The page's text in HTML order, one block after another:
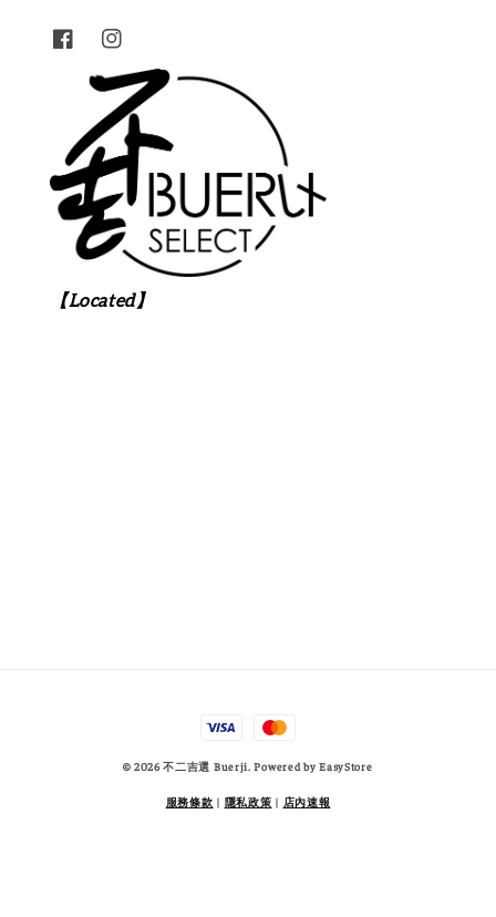
【Located】
© 2026 不二吉選 Buerji. Powered byEasyStore
服務條款 | 隱私政策 | 店內速報